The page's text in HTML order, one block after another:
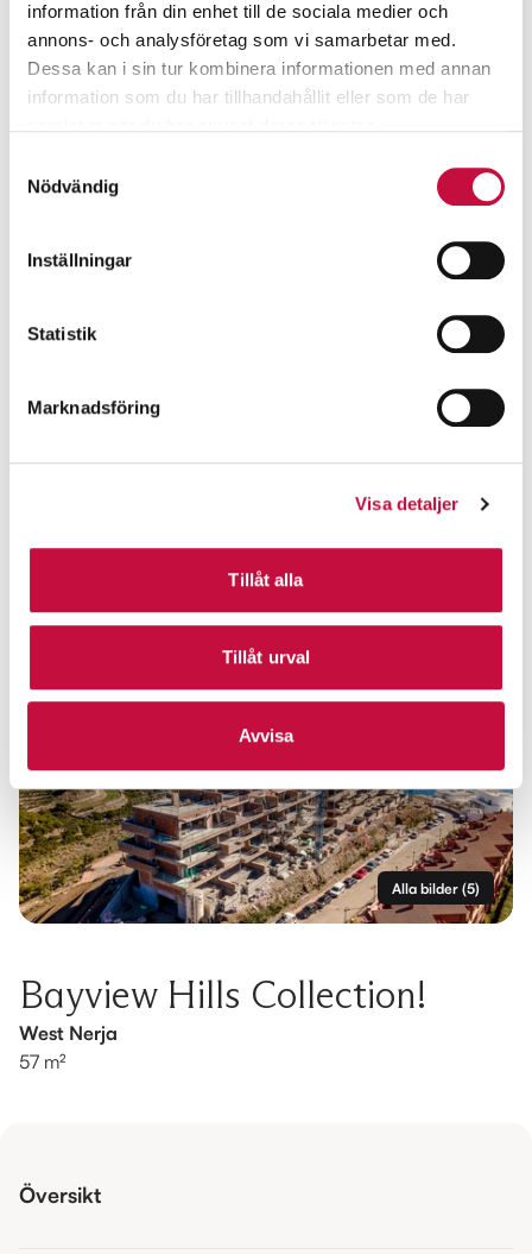
information från din enhet till de sociala medier och
annons- och analysföretag som vi samarbetar med.
Dessa kan i sin tur kombinera informationen med annan
information som du har tillhandahållit eller som de har
Nödvändig
Inställningar
Statistik
Marknadsföring
Visa detaljer
Tillåt alla
Tillåt urval
Avvisa
Alla bilder (5)
Bayview Hills Collection!
West Nerja
57 m²
Översikt